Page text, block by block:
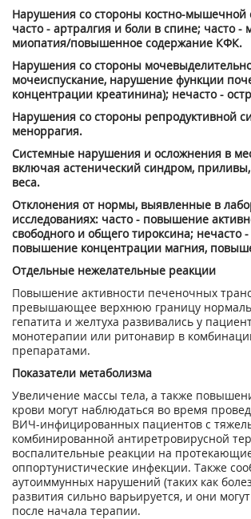
Нарушения со стороны костно-мышечной
часто - артралгия и боли в спине; часто -
миопатия/повышенное содержание КФК.
Нарушения со стороны
мочеиспускание, нарушение функции
концентрации креатинина); нечасто -
Нарушения со стороны репродуктивной
меноррагия.
Системные нарушения и осложнения в
включая астенический синдром,
веса.
Отклонения от нормы, выявленные в
исследованиях: часто - повышение
свободного и общего тироксина;
повышение концентрации магния,
Отдельные нежелательные реакции
Повышение активности печеночных
превышающее верхнюю границу
гепатита и желтуха развивались у
монотерапии или ритонавир в
препаратами.
Показатели метаболизма
Увеличение массы тела, а также
крови могут наблюдаться во время
ВИЧ-инфицированных пациентов с
комбинированной антиретровирусной
воспалительные реакции на
оппортунистические инфекции. Также
аутоиммунных нарушений (таких как
развития сильно варьируется, и они
после начала терапии.